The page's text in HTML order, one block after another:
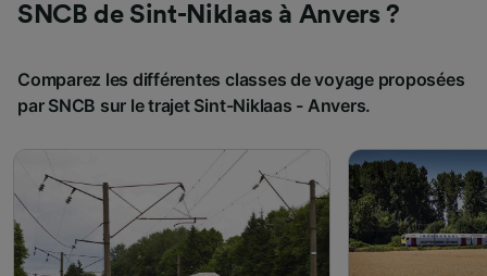
SNCB de Sint-Niklaas à Anvers ?
Comparez les différentes classes de voyage proposées
par SNCB sur le trajet Sint-Niklaas - Anvers.